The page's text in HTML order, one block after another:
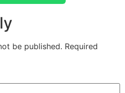
be published. Required